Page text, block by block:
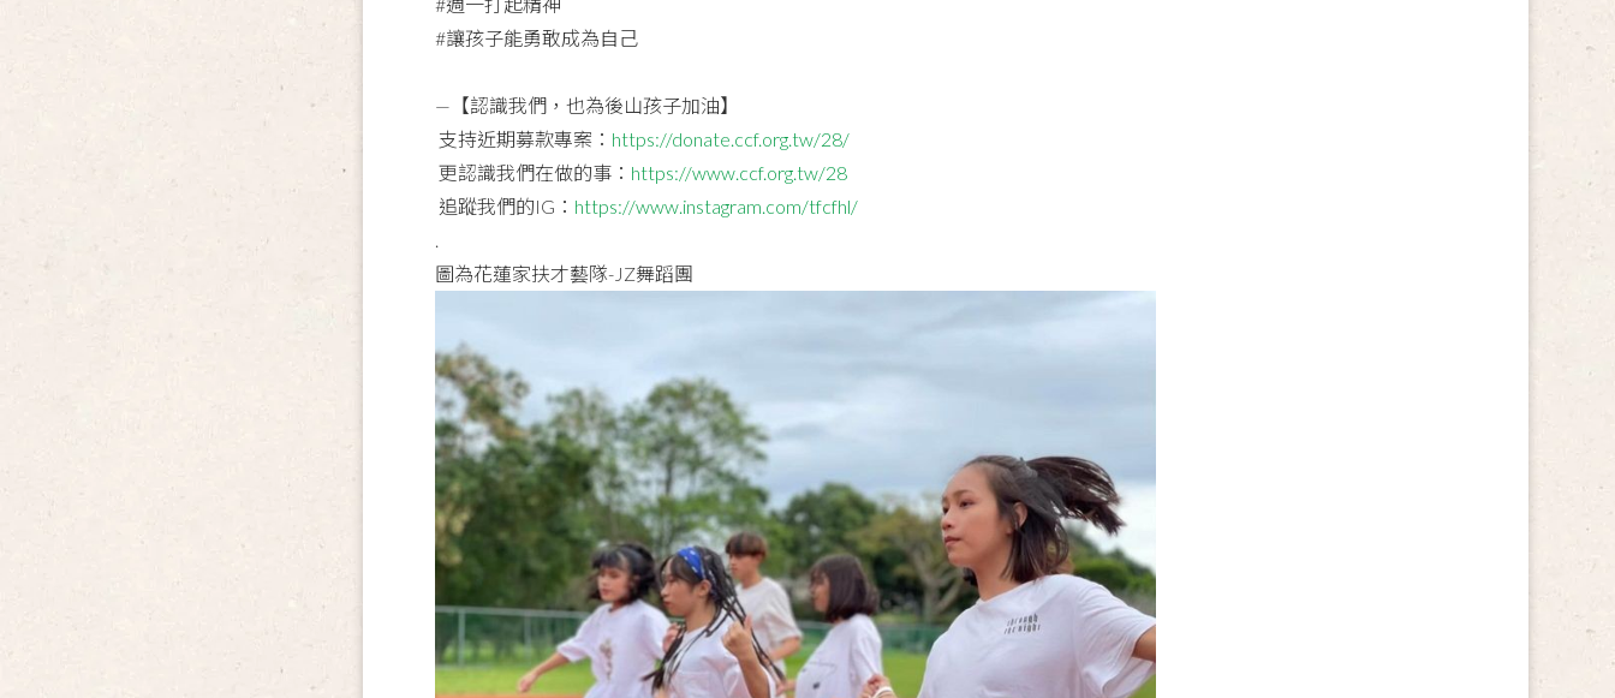
#讓孩子能勇敢成為自己
—【認識我們，也為後山孩子加油】
支持近期募款專案： https://donate.ccf.org.tw/28/
更認識我們在做的事： https://www.ccf.org.tw/28
追蹤我們的IG： https://www.instagram.com/tfcfhl/
.
圖為花蓮家扶才藝隊-JZ舞蹈團